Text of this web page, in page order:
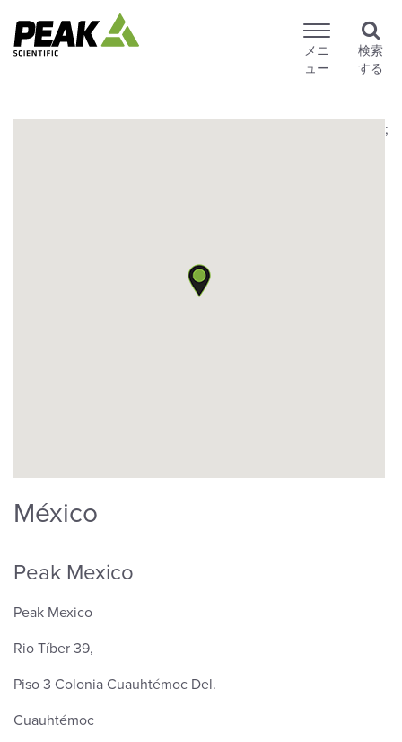
メニ
ュー
検索
する
;
México
Peak Mexico
Peak Mexico
Rio Tíber 39,
Piso 3 Colonia Cuauhtémoc Del.
Cuauhtémoc